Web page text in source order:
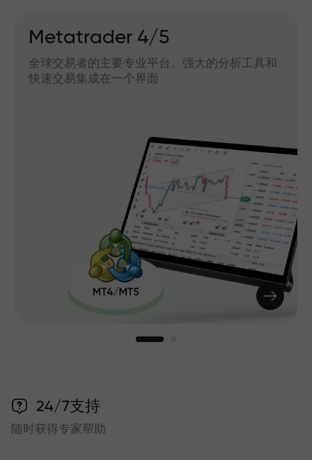
Metatrader 4/5
全球交易者的主要专业平台。强大的分析工具和
快速交易集成在一个界面
24/7支持
随时获得专家帮助